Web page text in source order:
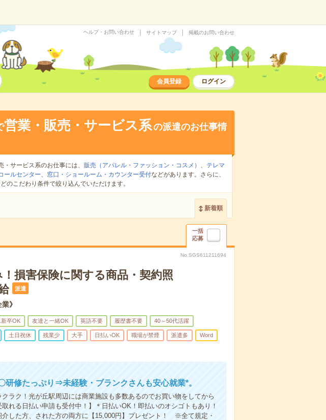
ヘルプ・お問い合わせ サイトマップ 掲載のお問い合わせ
会員登録 ログイン
営業・販売・サービス系の派遣のお仕事情
サービス系のお仕事には、 販売（アパレル・ファッション・コスメ） 、
テレマ
ールセンター、 窓口・ショールーム・カウンター受付などがあります。さらに、
のこだわり条件で絞り込んでいただけます。
新着順
一括
応募
No.SGS611211694
損害保険に関する商品・契約照
派遣
》
卒OK 友達と一緒OK 英語不要 履歴書不要 40～50代活躍
土日祝休 残業少 大手 日払いOK 職場が禁煙 派遣多 Word
研修たっぷり⇒未経験・ブランクさんも安心就業*。
ラク！光が丘駅周辺には商業施設も多数あるのでお買い物をしてから
れる日払い申請も受付中！】＊日払いOK！即払いのオシゴトもあり！
た方、された方の両方に【15,000円】プレゼント！ ※全て規定・